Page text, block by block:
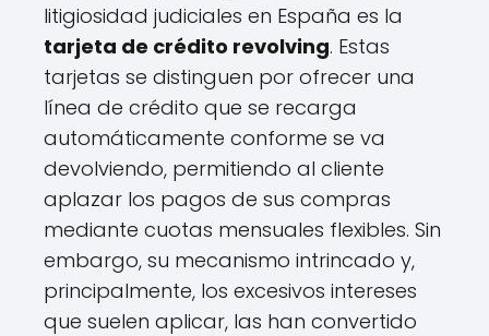
litigiosidad judiciales en España es la
tarjeta de crédito revolving. Estas
tarjetas se distinguen por ofrecer una
línea de crédito que se recarga
automáticamente conforme se va
devolviendo, permitiendo al cliente
aplazar los pagos de sus compras
mediante cuotas mensuales flexibles. Sin
embargo, su mecanismo intrincado y,
principalmente, los excesivos intereses
que suelen aplicar, las han convertido